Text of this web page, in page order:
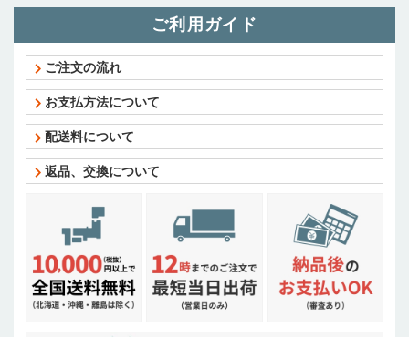
ご利用ガイド
ご注文の流れ
お支払方法について
配送料について
返品、交換について